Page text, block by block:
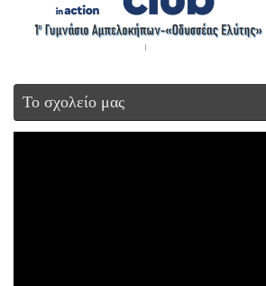
Το σχολείο μας